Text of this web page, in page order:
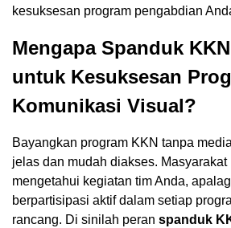
kesuksesan program pengabdian
Mengapa Spanduk
untuk Kesuksesan
Komunikasi Visual?
Bayangkan program KKN tanpa
jelas dan mudah diakses.
mengetahui kegiatan tim Anda,
berpartisipasi aktif dalam setiap
rancang. Di sinilah peran spanduk